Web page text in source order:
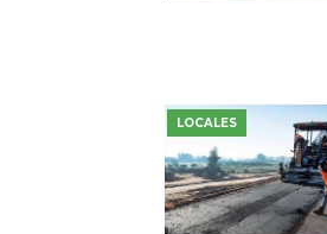
LOCALES